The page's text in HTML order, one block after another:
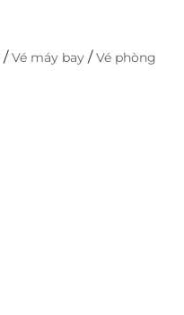
/Vé máy bay /Vé phòng